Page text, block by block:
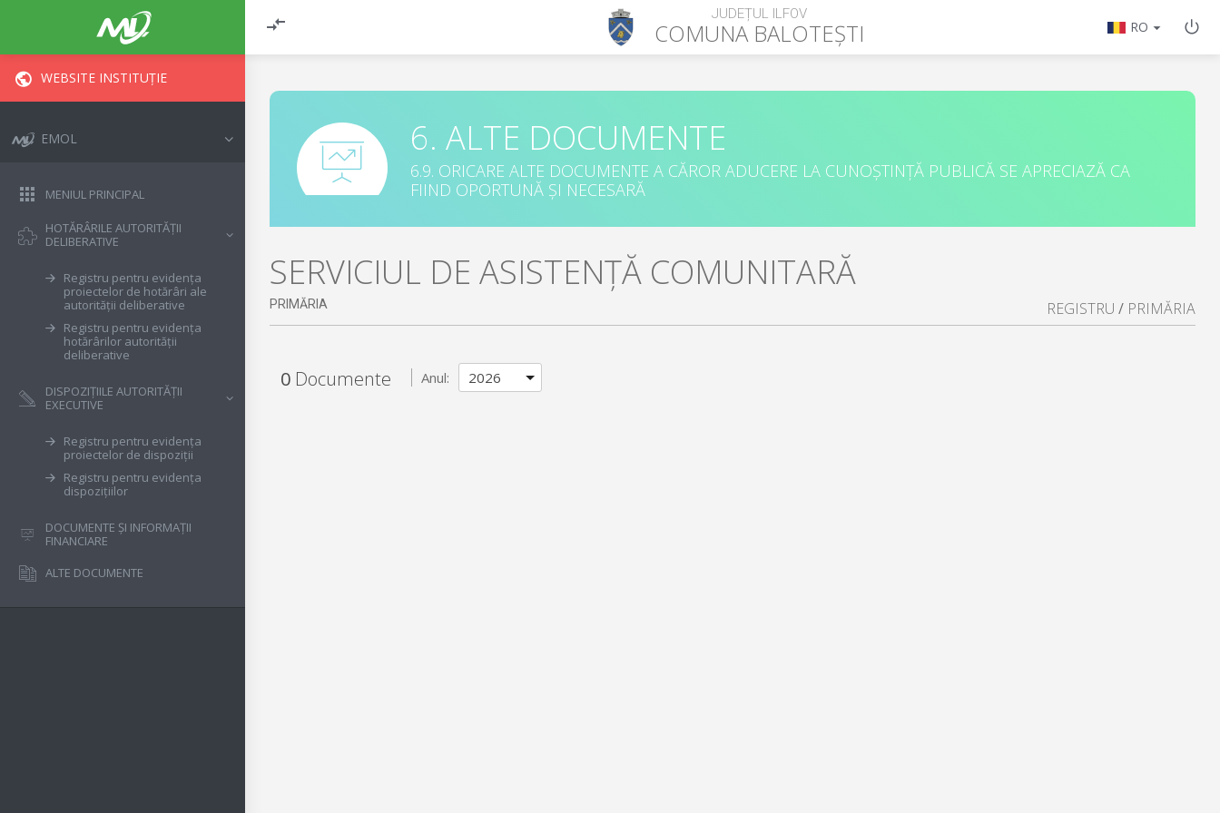
JUDEȚUL ILFOV
COMUNA BALOTEȘTI RO
WEBSITE INSTITUȚIE
EMOL
MENIUL PRINCIPAL
HOTĂRÂRILE AUTORITĂȚII
DELIBERATIVE
Registru pentru evidența
proiectelor de hotărâri ale
autorității deliberative
Registru pentru evidența
hotărârilor autorității
deliberative
DISPOZIȚIILE AUTORITĂȚII
EXECUTIVE
Registru pentru evidența
proiectelor de dispoziții
Registru pentru evidența
dispozițiilor
DOCUMENTE ȘI INFORMAȚII
FINANCIARE
ALTE DOCUMENTE
6. ALTE DOCUMENTE
6.9. ORICARE ALTE DOCUMENTE A CĂROR ADUCERE LA CUNOȘTINȚĂ PUBLICĂ SE APRECIAZĂ CA
FIIND OPORTUNĂ ȘI NECESARĂ
SERVICIUL DE ASISTENȚĂ COMUNITARĂ
PRIMĂRIA REGISTRU / PRIMĂRIA
0 Documente Anul: